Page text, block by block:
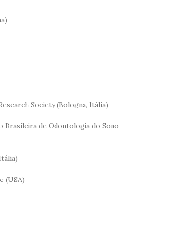
Society (Bologna, Itália)
Brasileira de Odontologia do Sono
(USA)